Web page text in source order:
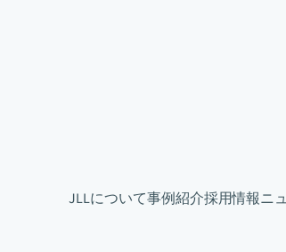
JLLについて事例紹介採用情報ニ